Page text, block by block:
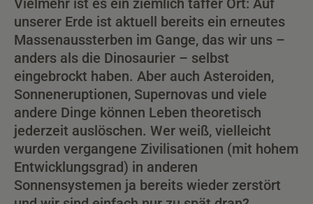
Vielmehr ist es ein ziemlich taffer Ort: Auf
unserer Erde ist aktuell bereits ein erneutes
Massenaussterben im Gange, das wir uns –
anders als die Dinosaurier – selbst
eingebrockt haben. Aber auch Asteroiden,
Sonneneruptionen, Supernovas und viele
andere Dinge können Leben theoretisch
jederzeit auslöschen. Wer weiß, vielleicht
wurden vergangene Zivilisationen (mit hohem
Entwicklungsgrad) in anderen
Sonnensystemen ja bereits wieder zerstört